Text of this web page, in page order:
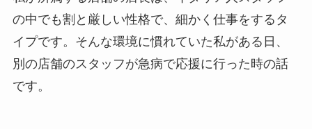
の中でも割と厳しい性格で、細かく仕事をするタ
イプです。そんな環境に慣れていた私がある日、
別の店舗のスタッフが急病で応援に行った時の話
です。